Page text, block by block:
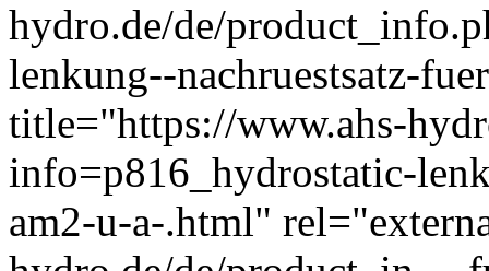
hydro.de/de/
lenkung--nachruestsatz-
title="https://www.ahs-
info=p816_hydrostatic-
am2-u-a-.html"